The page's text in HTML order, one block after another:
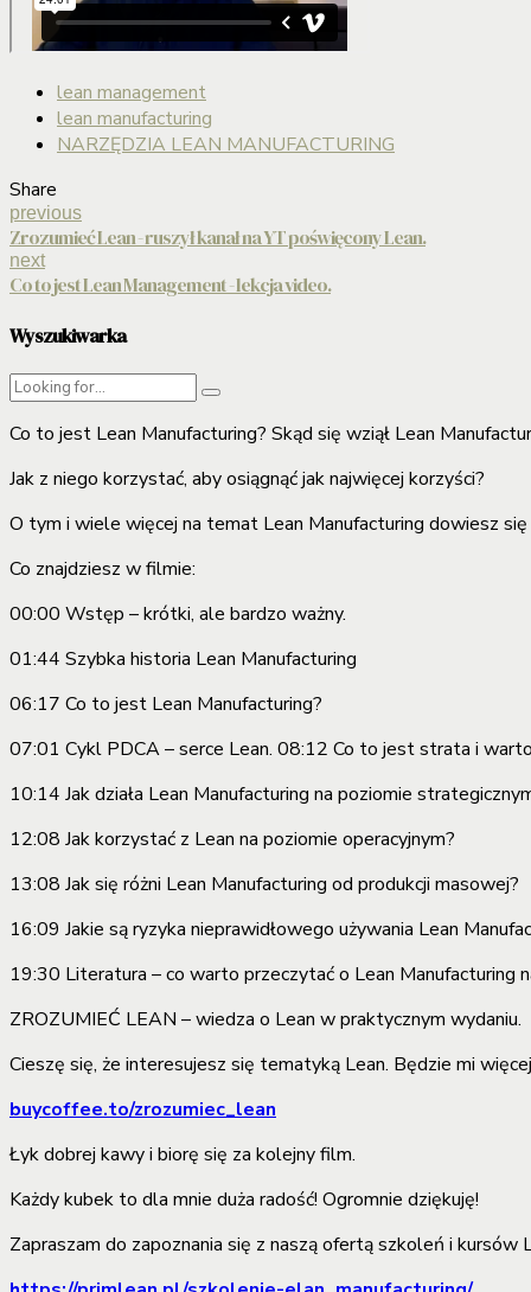
lean management
lean manufacturing
NARZĘDZIA LEAN MANUFACTURING
Share
previous
Zrozumieć Lean - ruszył kanał na YT poświęcony Lean.
next
Co to jest Lean Management - lekcja video.
Wyszukiwarka
Co to jest Lean Manufacturing? Skąd się wziął Lean
Jak z niego korzystać, aby osiągnąć jak najwięcej korzyści?
O tym i wiele więcej na temat Lean Manufacturing dowiesz
Co znajdziesz w filmie:
00:00 Wstęp – krótki, ale bardzo ważny.
01:44 Szybka historia Lean Manufacturing
06:17 Co to jest Lean Manufacturing?
07:01 Cykl PDCA – serce Lean. 08:12 Co to jest strata i
10:14 Jak działa Lean Manufacturing na poziomie
12:08 Jak korzystać z Lean na poziomie operacyjnym?
13:08 Jak się różni Lean Manufacturing od produkcji masowej?
16:09 Jakie są ryzyka nieprawidłowego używania Lean
19:30 Literatura – co warto przeczytać o Lean Manufacturing
ZROZUMIEĆ LEAN – wiedza o Lean w praktycznym wydaniu.
Cieszę się, że interesujesz się tematyką Lean. Będzie mi
buycoffee.to/zrozumiec_lean
Łyk dobrej kawy i biorę się za kolejny film.
Każdy kubek to dla mnie duża radość! Ogromnie dziękuję!
Zapraszam do zapoznania się z naszą ofertą szkoleń i kursów